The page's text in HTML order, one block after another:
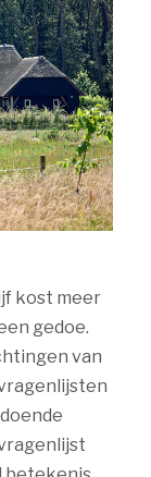
kost meer
gedoe.
van